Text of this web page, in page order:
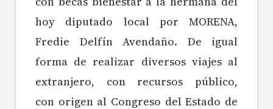
hoy diputado local por MORENA,
Fredie Delfín Avendaño. De igual
forma de realizar diversos viajes al
extranjero, con recursos público,
con origen al Congreso del Estado de